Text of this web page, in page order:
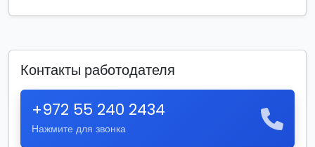
Контакты работодателя
+972 55 240 2434
Нажмите для звонка